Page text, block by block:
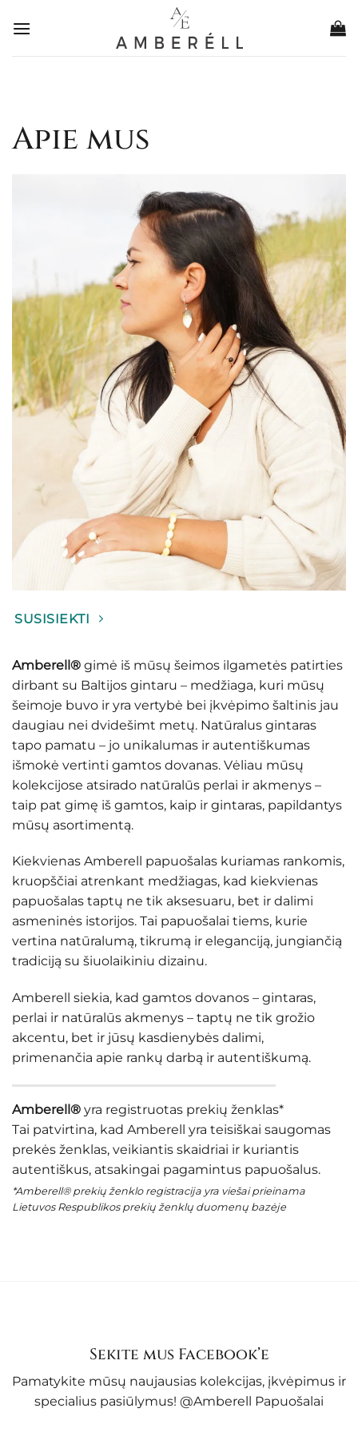
Apie mus
SUSISIEKTI
Amberell® gimė iš mūsų šeimos ilgametės patirties
dirbant su Baltijos gintaru – medžiaga, kuri mūsų
šeimoje buvo ir yra vertybė bei įkvėpimo šaltinis jau
daugiau nei dvidešimt metų. Natūralus gintaras
tapo pamatu – jo unikalumas ir autentiškumas
išmokė vertinti gamtos dovanas. Vėliau mūsų
kolekcijose atsirado natūralūs perlai ir akmenys –
taip pat gimę iš gamtos, kaip ir gintaras, papildantys
mūsų asortimentą.
Kiekvienas Amberell papuošalas kuriamas rankomis,
kruopščiai atrenkant medžiagas, kad kiekvienas
papuošalas taptų ne tik aksesuaru, bet ir dalimi
asmeninės istorijos. Tai papuošalai tiems, kurie
vertina natūralumą, tikrumą ir eleganciją, jungiančią
tradiciją su šiuolaikiniu dizainu.
Amberell siekia, kad gamtos dovanos – gintaras,
perlai ir natūralūs akmenys – taptų ne tik grožio
akcentu, bet ir jūsų kasdienybės dalimi,
primenančia apie rankų darbą ir autentiškumą.
Amberell® yra registruotas prekių ženklas*
Tai patvirtina, kad Amberell yra teisiškai saugomas
prekės ženklas, veikiantis skaidriai ir kuriantis
autentiškus, atsakingai pagamintus papuošalus.
*Amberell® prekių ženklo registracija yra viešai prieinama
Lietuvos Respublikos prekių ženklų duomenų bazėje
Sekite mus Facebook’e
Pamatykite mūsų naujausias kolekcijas, įkvėpimus ir
specialius pasiūlymus! @Amberell Papuošalai